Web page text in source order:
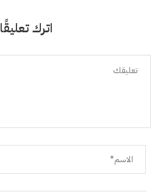
اترك تعليقًا